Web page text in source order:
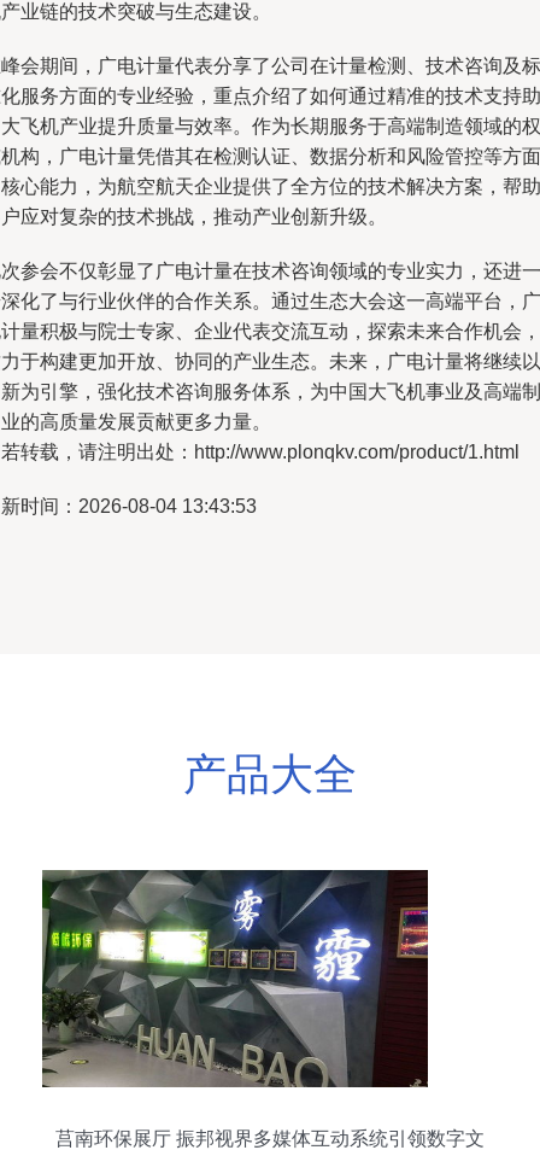
业链的技术突破与生态建设。
会期间，广电计量代表分享了公司在计量检测、技术咨询及标
服务方面的专业经验，重点介绍了如何通过精准的技术支持助
飞机产业提升质量与效率。作为长期服务于高端制造领域的权
构，广电计量凭借其在检测认证、数据分析和风险管控等方面
心能力，为航空航天企业提供了全方位的技术解决方案，帮助
应对复杂的技术挑战，推动产业创新升级。
参会不仅彰显了广电计量在技术咨询领域的专业实力，还进一
化了与行业伙伴的合作关系。通过生态大会这一高端平台，广
量积极与院士专家、企业代表交流互动，探索未来合作机会，
于构建更加开放、协同的产业生态。未来，广电计量将继续以
为引擎，强化技术咨询服务体系，为中国大飞机事业及高端制
的高质量发展贡献更多力量。
转载，请注明出处：http://www.plonqkv.com/product/1.html
时间：2026-08-04 13:43:53
产品大全
莒南环保展厅 振邦视界多媒体互动系统引领数字文